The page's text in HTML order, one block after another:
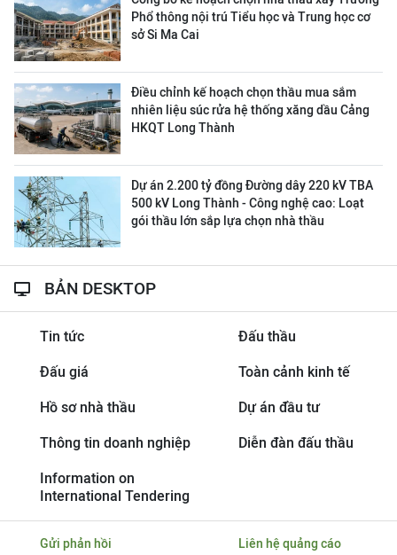
Phổ thông nội trú Tiểu học và Trung học cơ
sở Si Ma Cai
Điều chỉnh kế hoạch chọn thầu mua sắm
nhiên liệu súc rửa hệ thống xăng dầu Cảng
HKQT Long Thành
Dự án 2.200 tỷ đồng Đường dây 220 kV TBA
500 kV Long Thành - Công nghệ cao: Loạt
gói thầu lớn sắp lựa chọn nhà thầu
BẢN DESKTOP
Tin tức Đấu thầu
Đấu giá Toàn cảnh kinh tế
Hồ sơ nhà thầu Dự án đầu tư
Thông tin doanh nghiệp Diễn đàn đấu thầu
Information on
International Tendering
Gửi phản hồi Liên hệ quảng cáo